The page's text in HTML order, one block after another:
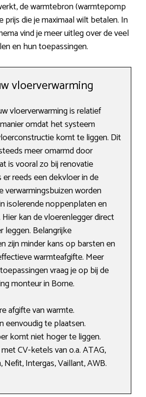
de warmtebron (warmtepomp
die je maximaal wilt betalen. In
vind je meer uitleg over de veel
en hun toepassingen.
vloerverwarming
vloerverwarming is relatief
omdat het systeem
komt te liggen. Dit
meer omarmd door
is vooral zo bij renovatie
reeds een dekvloer in de
verwarmingsbuizen worden
isolerende noppenplaten en
kan de vloerenlegger direct
leggen. Belangrijke
zijn minder kans op barsten en
warmteafgifte. Meer
vraag je op bij de
monteur in Borne.
afgifte van warmte.
eenvoudig te plaatsen.
komt niet hoger te liggen.
CV-ketels van o.a. ATAG,
Nefit, Intergas, Vaillant, AWB.